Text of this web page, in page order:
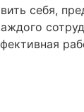
себя,